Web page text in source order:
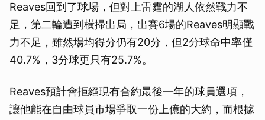
Reaves回到了球場，但對上雷霆的湖人依然戰力不
足，第二輪遭到橫掃出局，出賽6場的Reaves明顯戰
力不足，雖然場均得分仍有20分，但2分球命中率僅
40.7%，3分球更只有25.7%。
Reaves預計會拒絕現有合約最後一年的球員選項，
讓他能在自由球員市場爭取一份上億的大約，而根據